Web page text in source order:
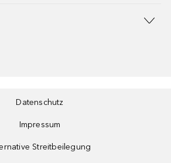
Datenschutz
Impressum
Streitbeilegung